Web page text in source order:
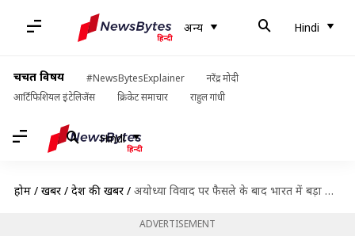
अन्य Hindi
चर्चित विषय #NewsBytesExplainer
नरेंद्र मोदी
आर्टिफिशियल इंटेलिजेंस
क्रिकेट समाचार राहुल गांधी
Hindi
होम / खबरें / देश की खबरें / अयोध्या विवाद पर फैसले के बाद भारत में बड़ा आतंकी हमला कराने की फिराक में जैश
ADVERTISEMENT